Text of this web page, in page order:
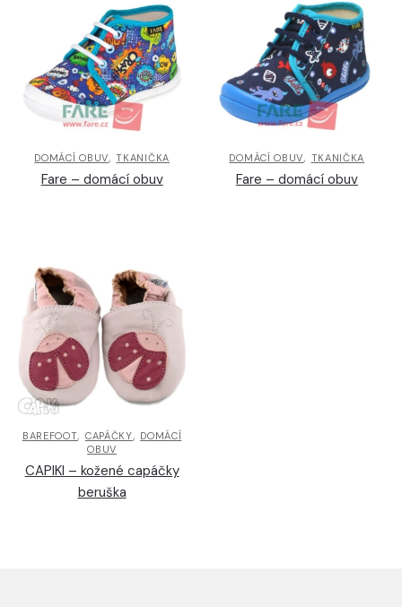
DOMÁCÍ OBUV,TKANIČKA
Fare – domácí obuv
DOMÁCÍ OBUV, TKANIČKA
Fare – domácí obuv
BAREFOOT, CAPÁČKY, DOMÁCÍ
OBUV
CAPIKI – kožené capáčky
beruška